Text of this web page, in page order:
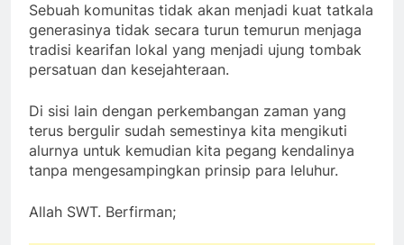
Sebuah komunitas tidak akan menjadi kuat tatkala
generasinya tidak secara turun temurun menjaga
tradisi kearifan lokal yang menjadi ujung tombak
persatuan dan kesejahteraan.
Di sisi lain dengan perkembangan zaman yang
terus bergulir sudah semestinya kita mengikuti
alurnya untuk kemudian kita pegang kendalinya
tanpa mengesampingkan prinsip para leluhur.
Allah SWT. Berfirman;